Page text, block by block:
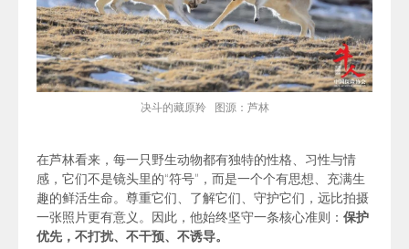
决斗的藏原羚 图源：芦林
在芦林看来，每一只野生动物都有独特的性格、习性与情
感，它们不是镜头里的“符号”，而是一个个有思想、充满生
趣的鲜活生命。尊重它们、了解它们、守护它们，远比拍摄
一张照片更有意义。因此，他始终坚守一条核心准则： 保护
优先，不打扰、不干预、不诱导。